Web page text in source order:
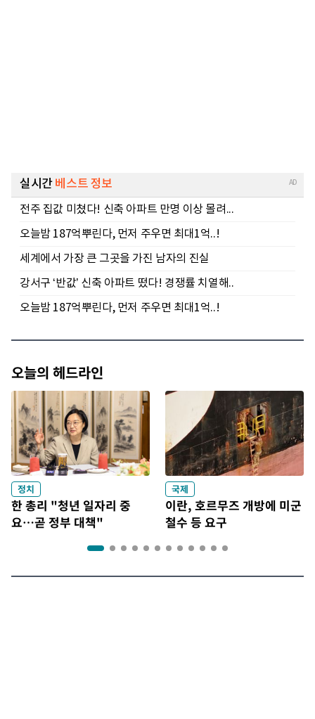
오늘의 헤드라인
정치
한 총리 "청년 일자리 중
요…곧 정부 대책"
국제
이란, 호르무즈 개방에 미군
철수 등 요구